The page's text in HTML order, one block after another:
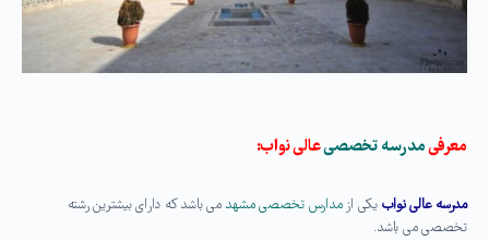
معرفیمدرسه تخصصیعالی نواب:
مدرسه عالی نواب یکی ازمدارس تخصصی مشهد می باشد که دارای بیشترین رشته
تخصصی می باشد.